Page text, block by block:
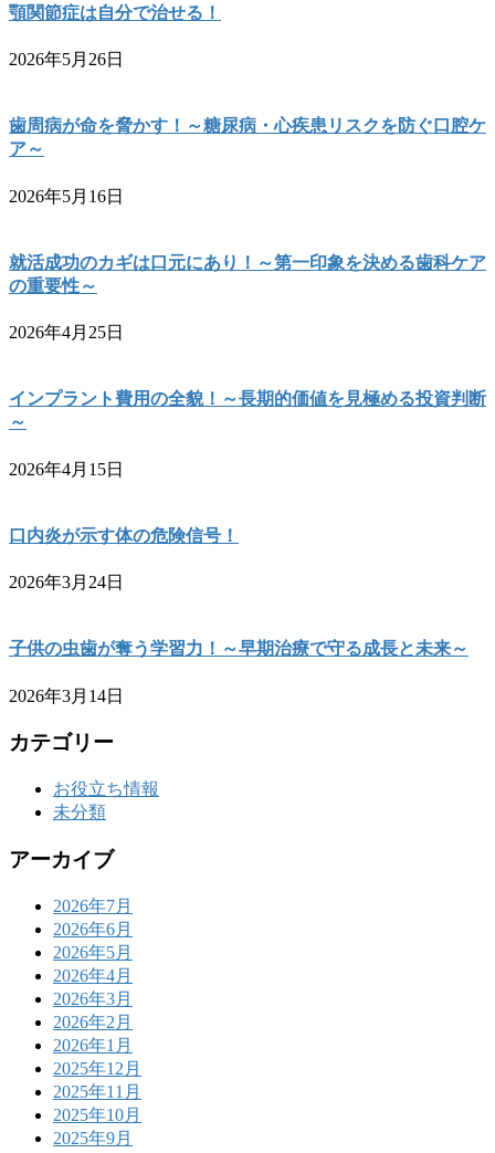
顎関節症は自分で治せる！
2026年5月26日
歯周病が命を脅かす！～糖尿病・心疾患リスクを防ぐ口腔ケ
ア～
2026年5月16日
就活成功のカギは口元にあり！～第一印象を決める歯科ケア
の重要性～
2026年4月25日
インプラント費用の全貌！～長期的価値を見極める投資判断
～
2026年4月15日
口内炎が示す体の危険信号！
2026年3月24日
子供の虫歯が奪う学習力！～早期治療で守る成長と未来～
2026年3月14日
カテゴリー
お役立ち情報
未分類
アーカイブ
2026年7月
2026年6月
2026年5月
2026年4月
2026年3月
2026年2月
2026年1月
2025年12月
2025年11月
2025年10月
2025年9月